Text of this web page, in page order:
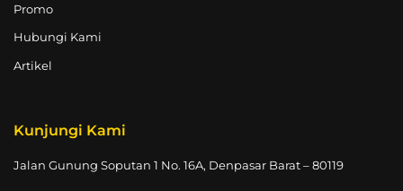
Promo
Hubungi Kami
Artikel
Kunjungi Kami
Jalan Gunung Soputan 1 No. 16A, Denpasar Barat – 80119